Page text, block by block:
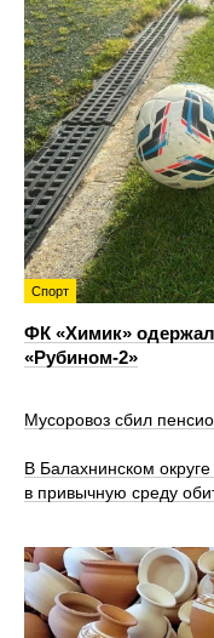
Спорт
ФК «Химик»
«Рубином‑2»
Мусоровоз сбил
В Балахнинском
в привычную среду